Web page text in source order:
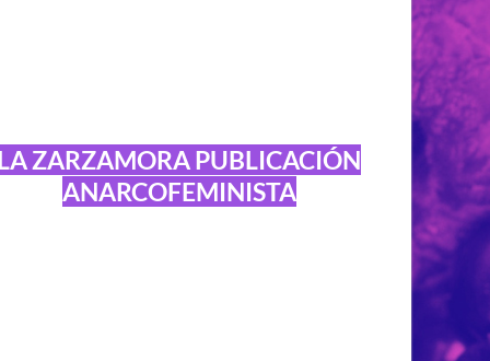
ZARZAMORA PUBLICACIÓN
ANARCOFEMINISTA